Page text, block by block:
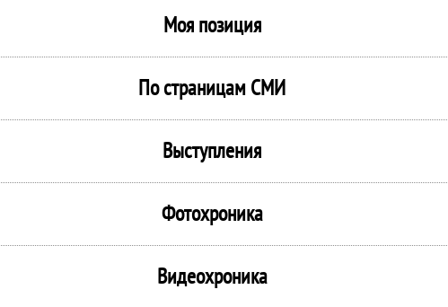
Моя позиция
По страницам СМИ
Выступления
Фотохроника
Видеохроника